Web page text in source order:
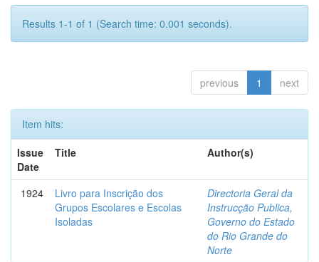
Results 1-1 of 1 (Search time: 0.001 seconds).
previous 1 next
Item hits:
Issue
Date
Title Author(s)
1924
Livro para Inscrição dos
Grupos Escolares e Escolas
Isoladas
Directoria Geral da
Instrucção Publica,
Governo do Estado
do Rio Grande do
Norte